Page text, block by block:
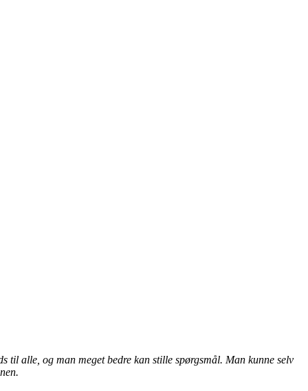
til alle, og man meget bedre kan stille spørgsmål. Man kunne selv